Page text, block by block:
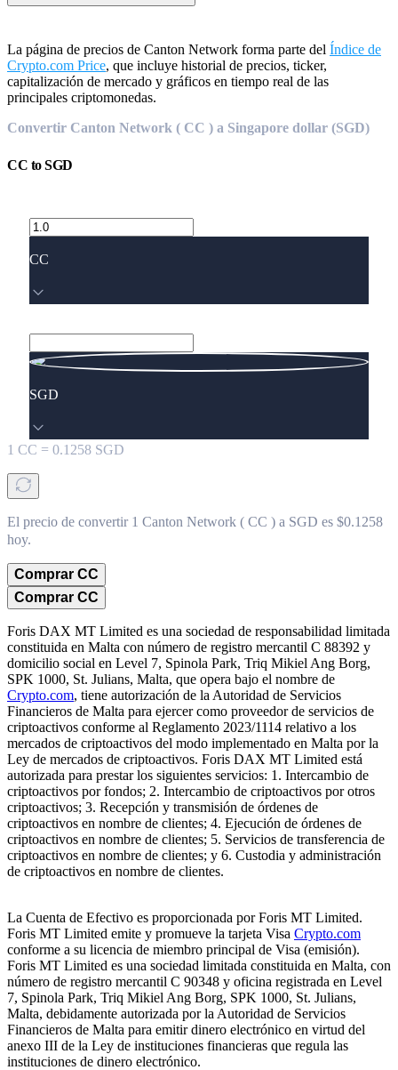
La página de precios de Canton Network forma parte del Índice de
Crypto.com Price, que incluye historial de precios, ticker,
capitalización de mercado y gráficos en tiempo real de las
principales criptomonedas.
Convertir Canton Network ( CC ) a Singapore dollar (SGD)
CC toSGD
CC
SGD
1 CC = 0.1258 SGD
El precio de convertir 1 Canton Network ( CC ) a SGD es $0.1258
hoy.
Comprar CC
Comprar CC
Foris DAX MT Limited es una sociedad de responsabilidad limitada
constituida en Malta con número de registro mercantil C 88392 y
domicilio social en Level 7, Spinola Park, Triq Mikiel Ang Borg,
SPK 1000, St. Julians, Malta, que opera bajo el nombre de
Crypto.com, tiene autorización de la Autoridad de Servicios
Financieros de Malta para ejercer como proveedor de servicios de
criptoactivos conforme al Reglamento 2023/1114 relativo a los
mercados de criptoactivos del modo implementado en Malta por la
Ley de mercados de criptoactivos. Foris DAX MT Limited está
autorizada para prestar los siguientes servicios: 1. Intercambio de
criptoactivos por fondos; 2. Intercambio de criptoactivos por otros
criptoactivos; 3. Recepción y transmisión de órdenes de
criptoactivos en nombre de clientes; 4. Ejecución de órdenes de
criptoactivos en nombre de clientes; 5. Servicios de transferencia de
criptoactivos en nombre de clientes; y 6. Custodia y administración
de criptoactivos en nombre de clientes.
La Cuenta de Efectivo es proporcionada por Foris MT Limited.
Foris MT Limited emite y promueve la tarjeta Visa Crypto.com
conforme a su licencia de miembro principal de Visa (emisión).
Foris MT Limited es una sociedad limitada constituida en Malta, con
número de registro mercantil C 90348 y oficina registrada en Level
7, Spinola Park, Triq Mikiel Ang Borg, SPK 1000, St. Julians,
Malta, debidamente autorizada por la Autoridad de Servicios
Financieros de Malta para emitir dinero electrónico en virtud del
anexo III de la Ley de instituciones financieras que regula las
instituciones de dinero electrónico.